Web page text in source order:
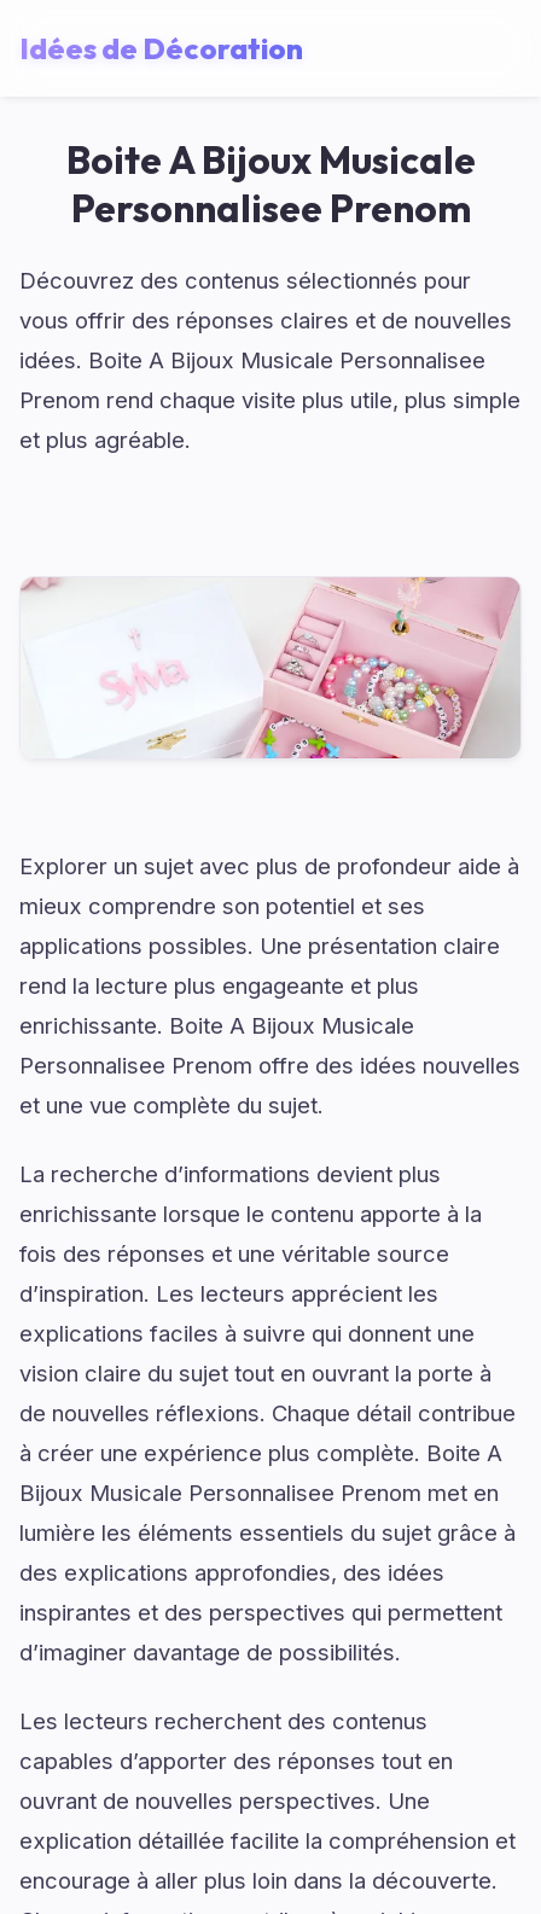
Idées de Décoration
Boite A Bijoux Musicale
Personnalisee Prenom
Découvrez des contenus sélectionnés pour
vous offrir des réponses claires et de nouvelles
idées. Boite A Bijoux Musicale Personnalisee
Prenom rend chaque visite plus utile, plus simple
et plus agréable.
Explorer un sujet avec plus de profondeur aide à
mieux comprendre son potentiel et ses
applications possibles. Une présentation claire
rend la lecture plus engageante et plus
enrichissante. Boite A Bijoux Musicale
Personnalisee Prenom offre des idées nouvelles
et une vue complète du sujet.
La recherche d’informations devient plus
enrichissante lorsque le contenu apporte à la
fois des réponses et une véritable source
d’inspiration. Les lecteurs apprécient les
explications faciles à suivre qui donnent une
vision claire du sujet tout en ouvrant la porte à
de nouvelles réflexions. Chaque détail contribue
à créer une expérience plus complète. Boite A
Bijoux Musicale Personnalisee Prenom met en
lumière les éléments essentiels du sujet grâce à
des explications approfondies, des idées
inspirantes et des perspectives qui permettent
d’imaginer davantage de possibilités.
Les lecteurs recherchent des contenus
capables d’apporter des réponses tout en
ouvrant de nouvelles perspectives. Une
explication détaillée facilite la compréhension et
encourage à aller plus loin dans la découverte.